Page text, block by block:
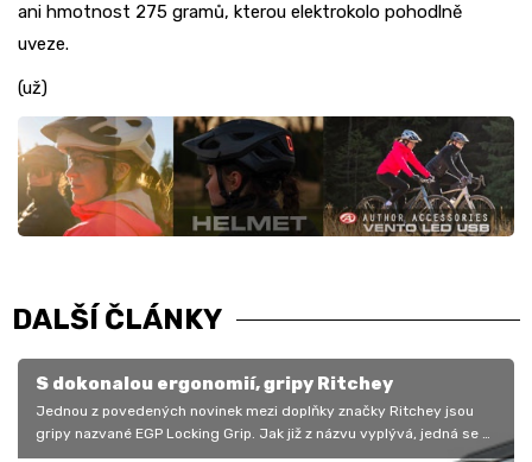
ani hmotnost 275 gramů, kterou elektrokolo pohodlně
uveze.
(už)
DALŠÍ ČLÁNKY
S dokonalou ergonomií, gripy Ritchey
Jednou z povedených novinek mezi doplňky značky Ritchey jsou
gripy nazvané EGP Locking Grip. Jak již z názvu vyplývá, jedná se o
model se…